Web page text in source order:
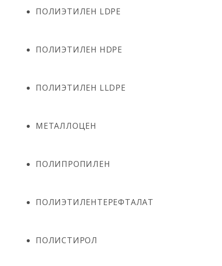
ПОЛИЭТИЛЕН LDPE
ПОЛИЭТИЛЕН HDPE
ПОЛИЭТИЛЕН LLDPE
МЕТАЛЛОЦЕН
ПОЛИПРОПИЛЕН
ПОЛИЭТИЛЕНТЕРЕФТАЛАТ
ПОЛИСТИРОЛ